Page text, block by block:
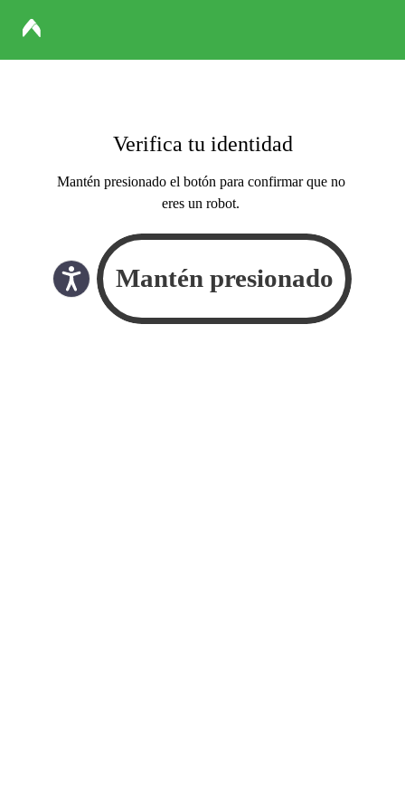
Verifica tu identidad
Mantén presionado el botón para confirmar que no
eres un robot.